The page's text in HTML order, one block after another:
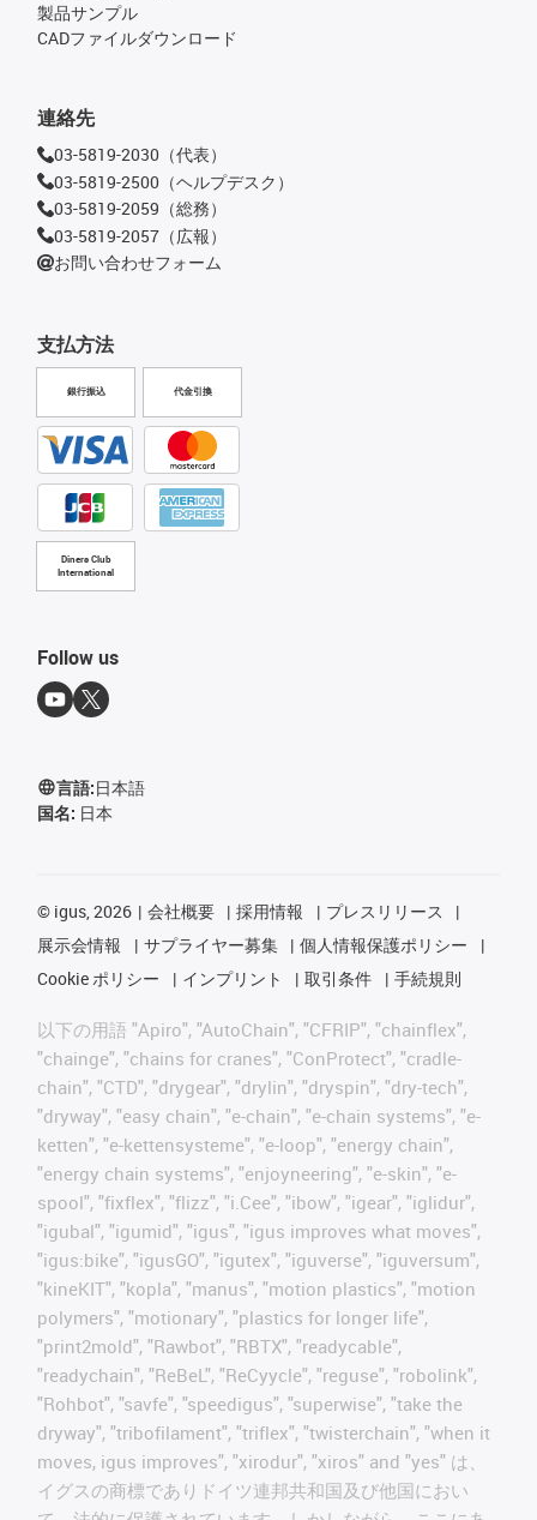
支払方法
銀行振込 代金引換
Diners Club
International
製品サンプル
CADファイルダウンロード
連絡先
03-5819-2030（代表）
03-5819-2500（ヘルプデスク）
03-5819-2059（総務）
03-5819-2057（広報）
お問い合わせフォーム
Follow us
言語:日本語
国名: 日本
© igus, 2026 会社概要 採用情報
プレスリリース
展示会情報
サプライヤー募集
個人情報保護ポリシー
Cookie ポリシー
インプリント 取引条件 手続規則
以下の用語 "Apiro", "AutoChain", "CFRIP", "chainflex",
"chainge", "chains for cranes", "ConProtect", "cradle-
chain", "CTD", "drygear", "drylin", "dryspin", "dry-tech",
"dryway", "easy chain", "e-chain", "e-chain systems", "e-
ketten", "e-kettensysteme", "e-loop", "energy chain",
"energy chain systems", "enjoyneering", "e-skin", "e-
spool", "fixflex", "flizz", "i.Cee", "ibow", "igear", "iglidur",
"igubal", "igumid", "igus", "igus improves what moves",
"igus:bike", "igusGO", "igutex", "iguverse", "iguversum",
"kineKIT", "kopla", "manus", "motion plastics", "motion
polymers", "motionary", "plastics for longer life",
"print2mold", "Rawbot", "RBTX", "readycable",
"readychain", "ReBeL", "ReCyycle", "reguse", "robolink",
"Rohbot", "savfe", "speedigus", "superwise", "take the
dryway", "tribofilament", "triflex", "twisterchain", "when it
moves, igus improves", "xirodur", "xiros" and "yes" は、
イグスの商標でありドイツ連邦共和国及び他国におい